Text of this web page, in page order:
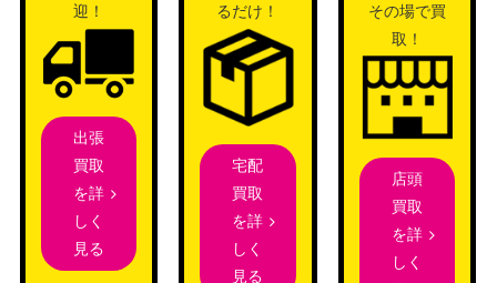
ルミタン（SR）【SM8b 1
57/150】
サン&ムーン
（GXウルトラシャイニ
ー）
1,900
【s2 108/096】
ソード&シールド
（反逆クラッシュ）
カウンターキャッチャー
（UR）【SM4S 060/05
サン&ムーン
（覚醒の勇者）
6,000
ムンク モクロー（PROM
ソード&シールド
迎！
出張
買取
を詳
しく
見る
るだけ！
宅配
買取
を詳
しく
見る
その場で買
取！
店頭
買取
を詳
しく